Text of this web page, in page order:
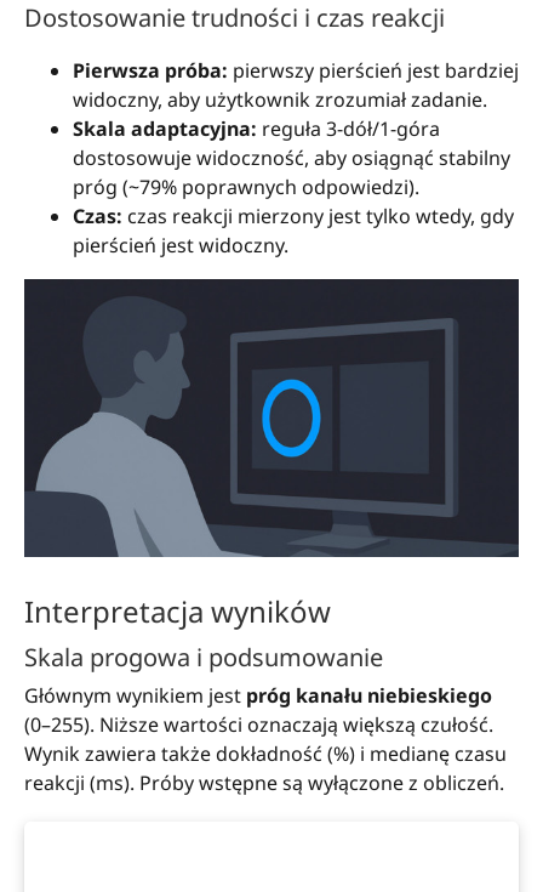
Dostosowanie trudności i czas reakcji
Pierwsza próba: pierwszy pierścień jest bardziej
widoczny, aby użytkownik zrozumiał zadanie.
Skala adaptacyjna: reguła 3-dół/1-góra
dostosowuje widoczność, aby osiągnąć stabilny
próg (~79% poprawnych odpowiedzi).
Czas: czas reakcji mierzony jest tylko wtedy, gdy
pierścień jest widoczny.
Interpretacja wyników
Skala progowa i podsumowanie
Głównym wynikiem jest próg kanału niebieskiego
(0–255). Niższe wartości oznaczają większą czułość.
Wynik zawiera także dokładność (%) i medianę czasu
reakcji (ms). Próby wstępne są wyłączone z obliczeń.